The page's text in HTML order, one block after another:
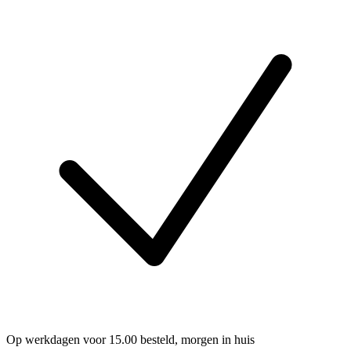
Op werkdagen voor 15.00 besteld, morgen in huis